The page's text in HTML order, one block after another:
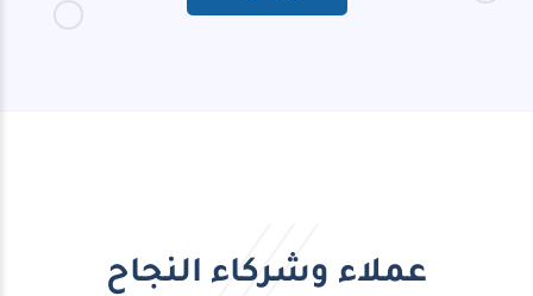
عملاء وشركاء النجاح